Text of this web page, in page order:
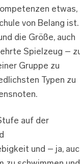
etwas,
von Belang ist.
die Größe, auch
Spielzeug –
Gruppe zu
Typen zu
auf der
und – ja,